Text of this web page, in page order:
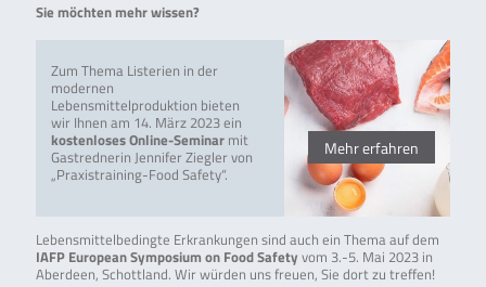
Sie möchten mehr wissen?
Zum Thema Listerien in der
modernen
Lebensmittelproduktion bieten
wir Ihnen am 14. März 2023 ein
kostenloses Online-Seminarmit
Gastrednerin Jennifer Ziegler von
„Praxistraining-Food Safety“.
Mehr erfahren
Lebensmittelbedingte Erkrankungen sind auch ein Thema auf dem
IAFP European Symposium on Food Safety vom 3.-5. Mai 2023 in
Aberdeen, Schottland. Wir würden uns freuen, Sie dort zu treffen!